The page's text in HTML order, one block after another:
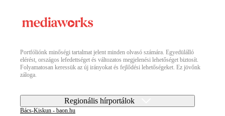
Portfóliónk minőségi tartalmat jelent minden olvasó számára. Egyedülálló
elérést, országos lefedettséget és változatos megjelenési lehetőséget biztosít.
Folyamatosan keressük az új irányokat és fejlődési lehetőségeket. Ez jövőnk
záloga.
Regionális hírportálok
Bács-Kiskun - baon.hu